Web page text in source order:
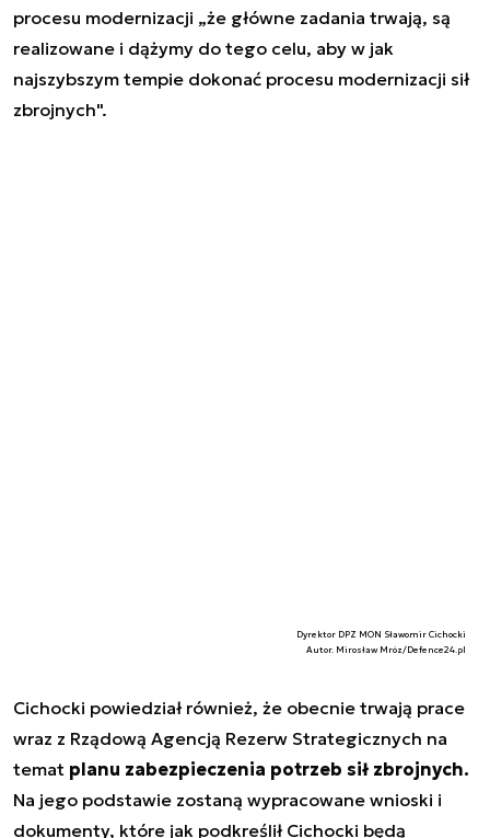
procesu modernizacji „że główne zadania trwają, są
realizowane i dążymy do tego celu, aby w jak
najszybszym tempie dokonać procesu modernizacji sił
zbrojnych".
Dyrektor DPZ MON Sławomir Cichocki
Autor. Mirosław Mróz/Defence24.pl
Cichocki powiedział również, że obecnie trwają prace
wraz z Rządową Agencją Rezerw Strategicznych na
temat planu zabezpieczenia potrzeb sił zbrojnych.
Na jego podstawie zostaną wypracowane wnioski i
dokumenty, które jak podkreślił Cichocki będą